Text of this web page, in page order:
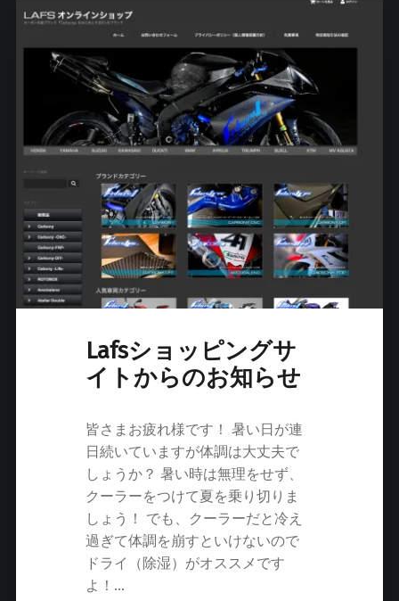
ご
来
店
！
"
Lafsショッピングサ
イトからのお知らせ
皆さまお疲れ様です！ 暑い日が連
日続いていますが体調は大丈夫で
しょうか？ 暑い時は無理をせず、
クーラーをつけて夏を乗り切りま
しょう！ でも、クーラーだと冷え
過ぎて体調を崩すといけないので
ドライ（除湿）がオススメです
よ！…